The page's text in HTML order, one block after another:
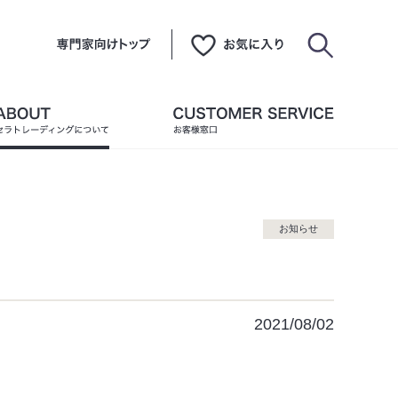
お知らせ
2021/08/02